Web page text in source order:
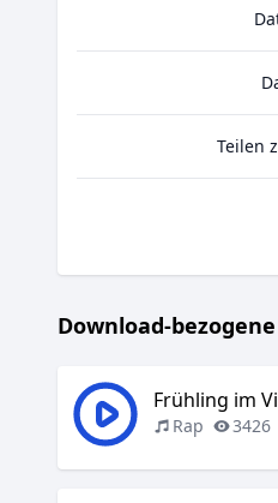
Teilen
Download-
Frühling im
Rap 3426